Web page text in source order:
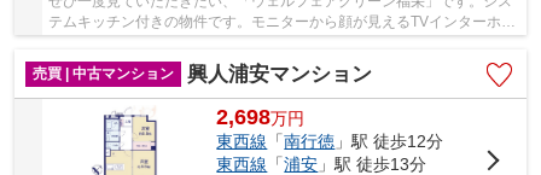
テムキッチン付きの物件です。モニターから顔が見えるTVインターホン
付きです。8.8平米のバルコニーが付いた物件で...
売買 | 中古マンション
興人浦安マンション
2,698万円
東西線 「南行徳 」駅 徒歩12分
東西線 「浦安 」駅 徒歩13分